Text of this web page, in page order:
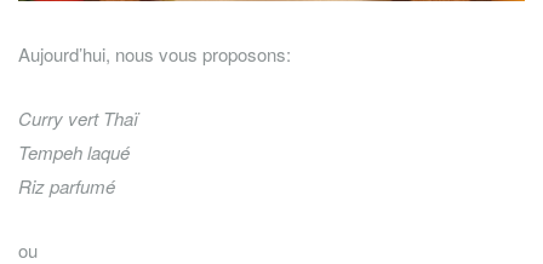
Aujourd’hui, nous vous proposons:
Curry vert Thaï
Tempeh laqué
Riz parfumé
ou